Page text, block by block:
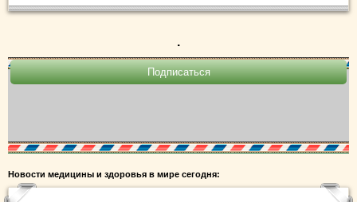
.
Новости медицины и здоровья в мире сегодня: